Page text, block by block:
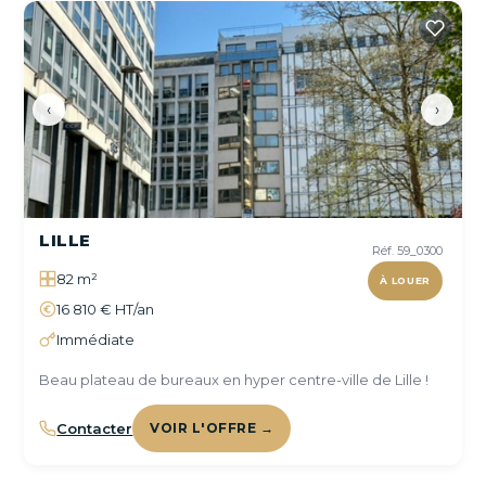
‹ ›
Réf. 59_0300
À LOUER
LILLE
82 m²
16 810 € HT/an
Immédiate
Beau plateau de bureaux en hyper centre-ville de Lille !
Contacter VOIR L'OFFRE →